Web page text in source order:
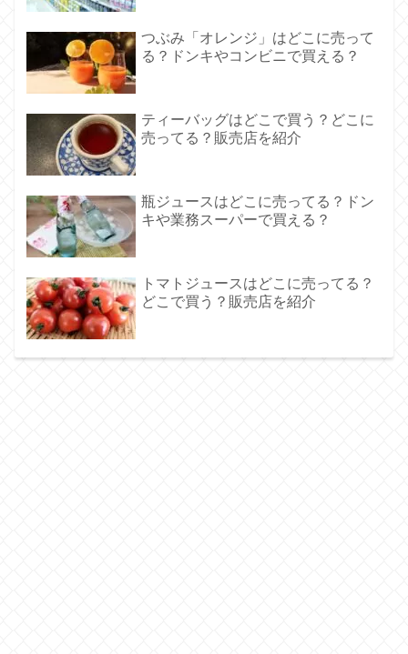
つぶみ「オレンジ」はどこに売って
る？ドンキやコンビニで買える？
ティーバッグはどこで買う？どこに
売ってる？販売店を紹介
瓶ジュースはどこに売ってる？ドン
キや業務スーパーで買える？
トマトジュースはどこに売ってる？
どこで買う？販売店を紹介